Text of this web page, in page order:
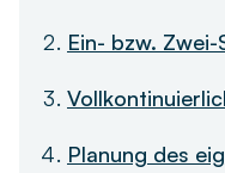
Ein- bzw.
Planung des